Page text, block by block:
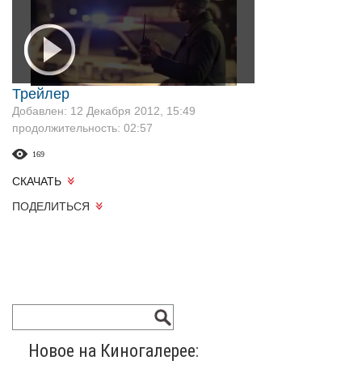
Трейлер
Добавлен: 12 Декабря 2012, 15:49
продолжительность: 02:57
169
СКАЧАТЬ
ПОДЕЛИТЬСЯ
Новое на Киногалерее: